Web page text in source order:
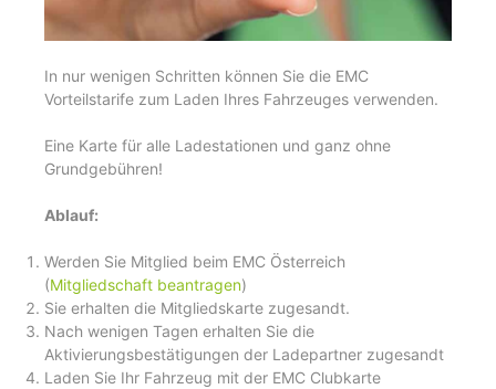
In nur wenigen Schritten können Sie die EMC
Vorteilstarife zum Laden Ihres Fahrzeuges verwenden.
Eine Karte für alle Ladestationen und ganz ohne
Grundgebühren!
Ablauf:
Werden Sie Mitglied beim EMC Österreich
(Mitgliedschaft beantragen)
Sie erhalten die Mitgliedskarte zugesandt.
Nach wenigen Tagen erhalten Sie die
Aktivierungsbestätigungen der Ladepartner zugesandt
Laden Sie Ihr Fahrzeug mit der EMC Clubkarte